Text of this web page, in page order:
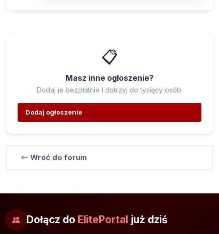
📋
Masz inne ogłoszenie?
Dodaj je bezpłatnie i dotrzyj do tysięcy osób.
Dodaj ogłoszenie
Wróć do forum
Dołącz do ElitePortal już dziś